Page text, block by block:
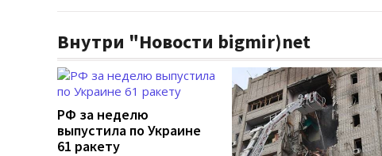
Внутри "Новости bigmir)net
РФ за неделю
выпустила по Украине
61 ракету